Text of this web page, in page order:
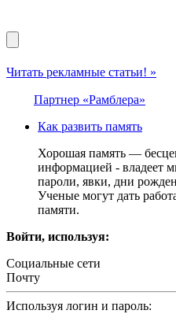
Читать рекламные статьи! »
Партнер «Рамблера»
Как развить память
Хорошая память —
информацией - владеет
пароли, явки, дни
Ученые могут дать
памяти.
Войти, используя:
Социальные сети
Почту
Используя логин и пароль: